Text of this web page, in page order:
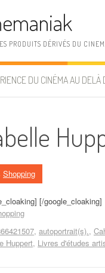
PRODUITS DÉRIVÉS DU
DU CINÉMA AU
Shopping
[/google_cloaking]
autoportrait(s).
Huppert Livres d'études